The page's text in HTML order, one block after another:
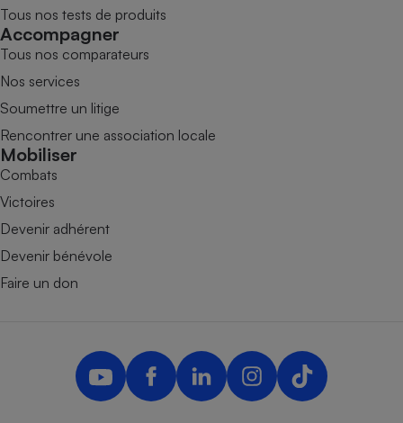
Tous nos tests de produits
Accompagner
Tous nos comparateurs
Nos services
Soumettre un litige
Rencontrer une association locale
Mobiliser
Combats
Victoires
Devenir adhérent
Devenir bénévole
Faire un don